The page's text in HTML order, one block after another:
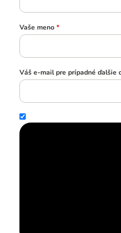
Vaše meno *
Váš e-mail pre prípadné ďalšie